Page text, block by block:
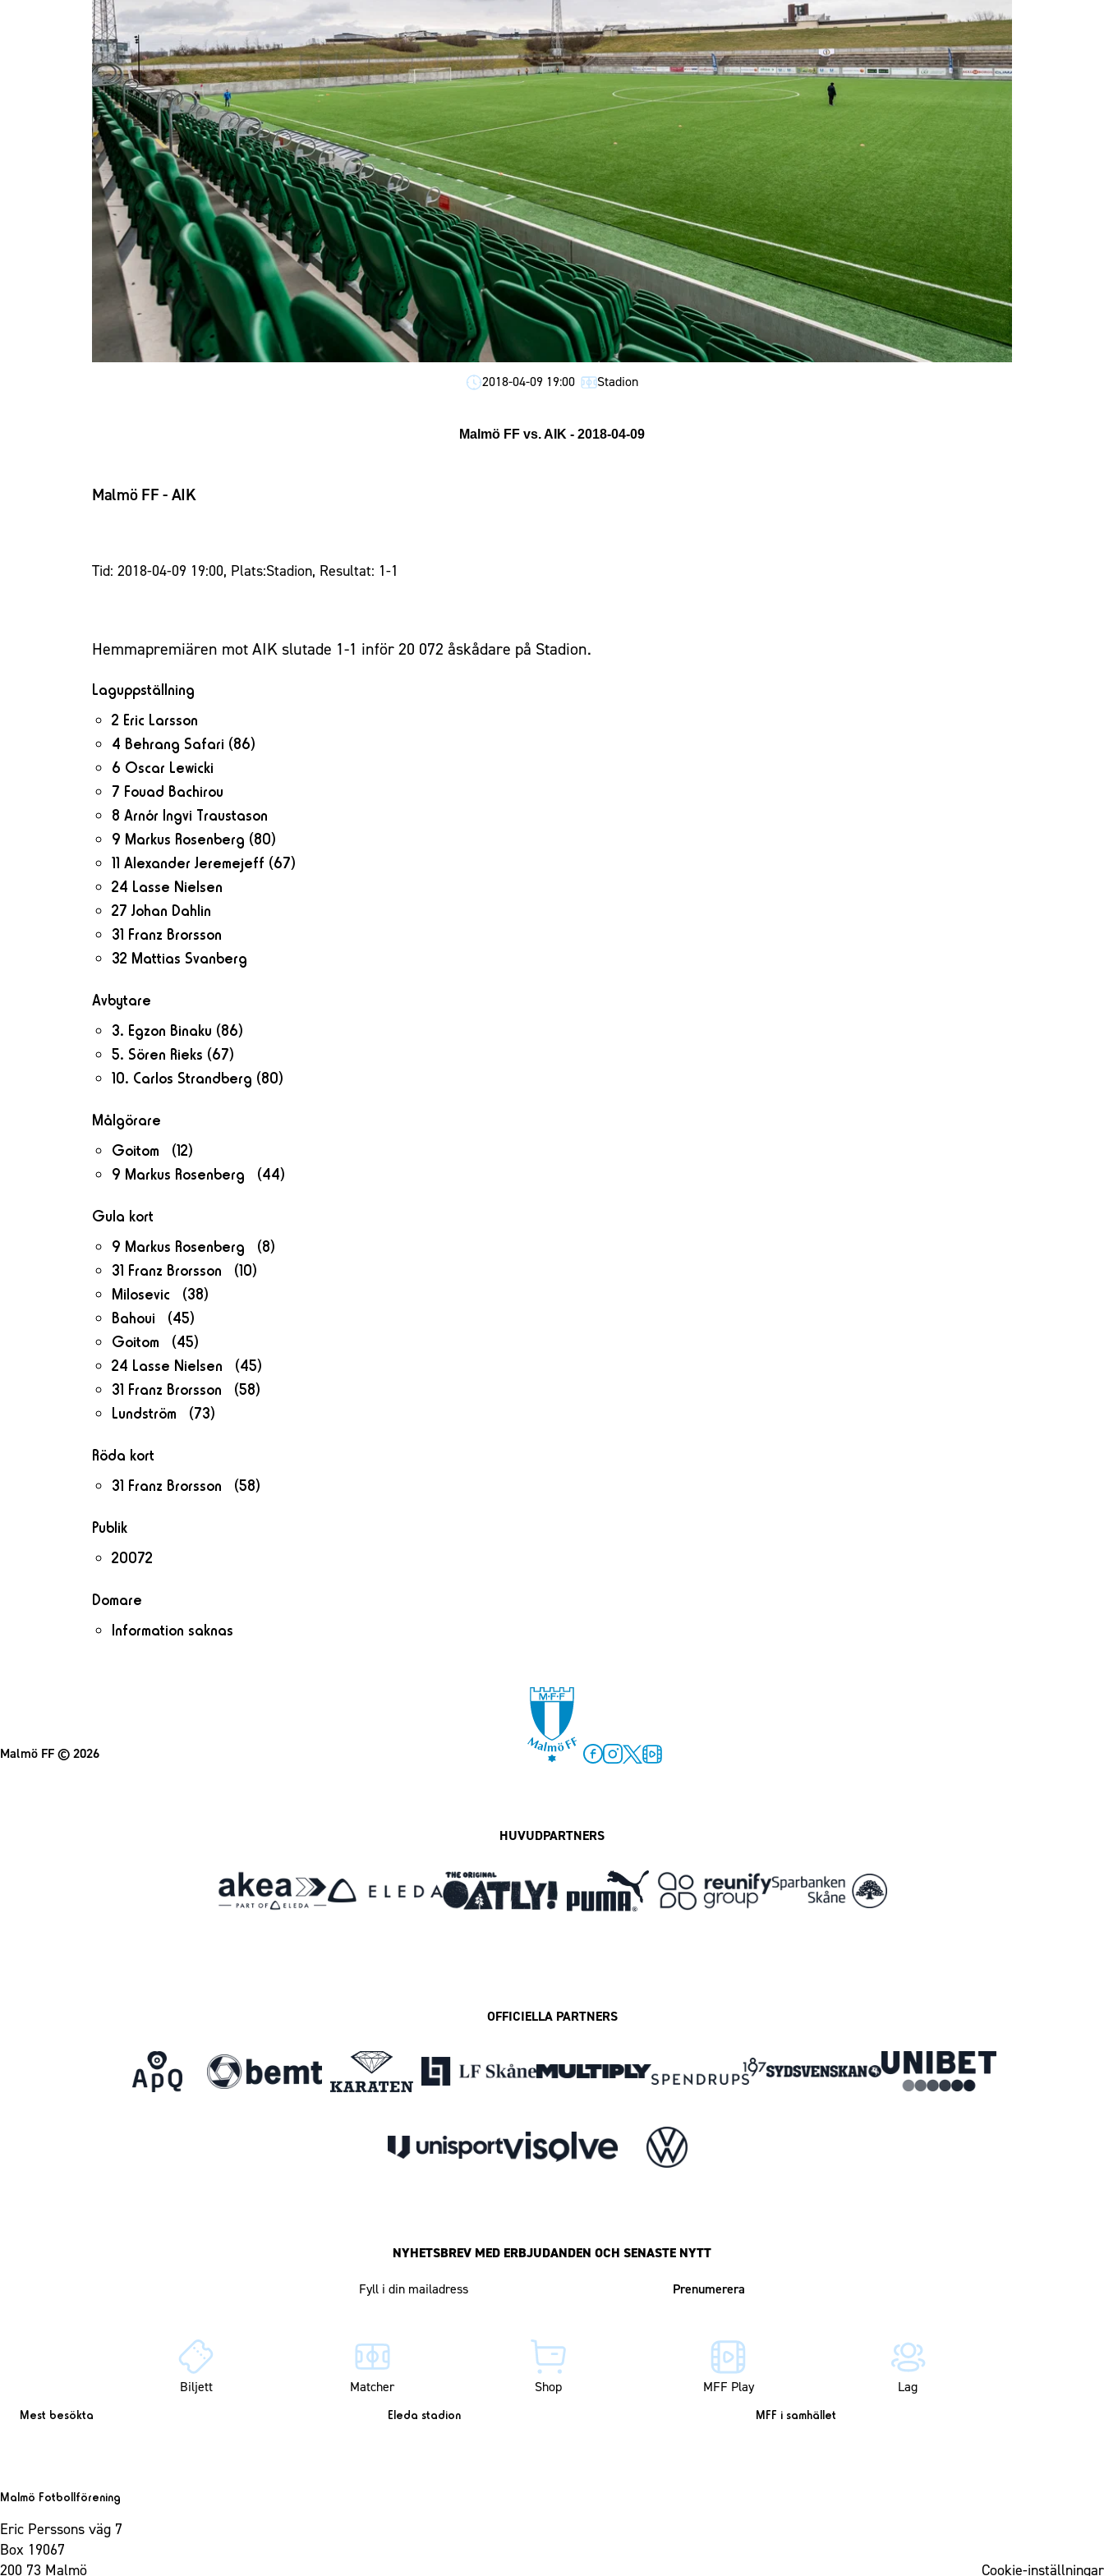
Om Malmö FF
Malmö FF vs. AIK - 2018-04-09
2018-04-09 19:00 Stadion
Malmö FF - AIK
Tid: 2018-04-09 19:00, Plats:Stadion, Resultat: 1-1
Hemmapremiären mot AIK slutade 1-1 inför 20 072 åskådare på Stadion.
Laguppställning
2 Eric Larsson
4 Behrang Safari (86)
6 Oscar Lewicki
7 Fouad Bachirou
8 Arnór Ingvi Traustason
9 Markus Rosenberg (80)
11 Alexander Jeremejeff (67)
24 Lasse Nielsen
27 Johan Dahlin
31 Franz Brorsson
32 Mattias Svanberg
Avbytare
3. Egzon Binaku (86)
5. Sören Rieks (67)
10. Carlos Strandberg (80)
Målgörare
Goitom (12)
9 Markus Rosenberg (44)
Gula kort
9 Markus Rosenberg (8)
31 Franz Brorsson (10)
Milosevic (38)
Bahoui (45)
Goitom (45)
24 Lasse Nielsen (45)
31 Franz Brorsson (58)
Lundström (73)
Röda kort
31 Franz Brorsson (58)
Publik
20072
Domare
Information saknas
Malmö FF© 2026
HUVUDPARTNERS
OFFICIELLA PARTNERS
NYHETSBREV MED ERBJUDANDEN OCH SENASTE NYTT
Biljett Matcher Shop MFF Play Lag
Mest besökta Eleda stadion MFF i samhället
Malmö Fotbollförening
Eric Perssons väg 7
Box 19067
200 73 Malmö
Cookie-inställningar